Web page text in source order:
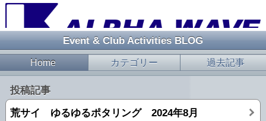
Event & Club Activities BLOG
Home カテゴリー 過去記事
投稿記事
荒サイ ゆるゆるポタリング 2024年8月